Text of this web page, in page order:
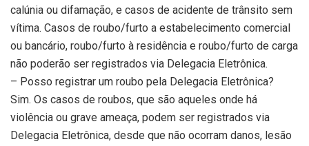
calúnia ou difamação, e casos de acidente de trânsito sem
vítima. Casos de roubo/furto a estabelecimento comercial
ou bancário, roubo/furto à residência e roubo/furto de carga
não poderão ser registrados via Delegacia Eletrônica.
– Posso registrar um roubo pela Delegacia Eletrônica?
Sim. Os casos de roubos, que são aqueles onde há
violência ou grave ameaça, podem ser registrados via
Delegacia Eletrônica, desde que não ocorram danos, lesão